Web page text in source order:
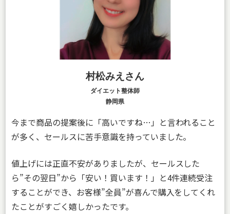
村松みえさん
ダイエット整体師
静岡県
今まで商品の提案後に「高いですね…」と言われること
が多く、セールスに苦手意識を持っていました。
値上げには正直不安がありましたが、セールスした
ら”その翌日”から「安い！買います！」と4件連続受注
することができ、お客様”全員”が喜んで購入をしてくれ
たことがすごく嬉しかったです。